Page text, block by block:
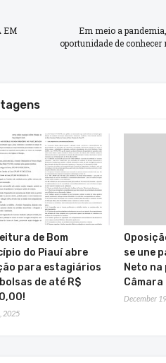
Em meio a
oportunidade de
EM
de Bom
do Piauí abre
para estagiários
de até R$
2025
se une
Neto na
Câmara
December